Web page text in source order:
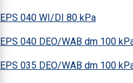
EPS 040 WI/DI 80 kPa
EPS 040 DEO/WAB dm 100
EPS 035 DEO/WAB dm 100